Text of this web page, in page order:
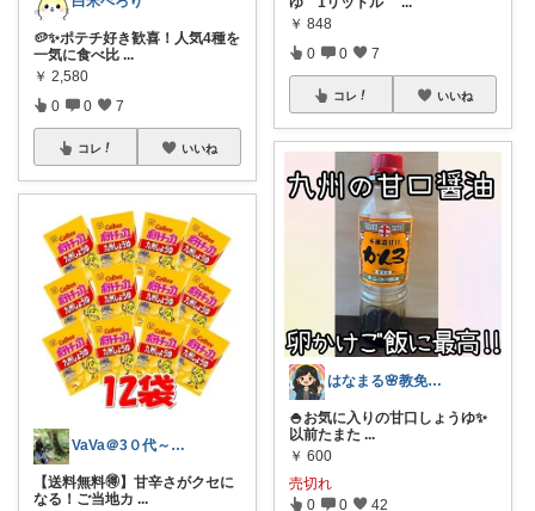
🥔✨ポテチ好き歓喜！人気4種を
一気に食べ比 ...
￥ 2,580
0 0 7
コレ いいね
VaVa＠3０代～初めての都内暮らし
【送料無料🉐】甘辛さがクセに
なる！ご当地カ ...
￥ 848
0 0 7
コレ いいね
はなまる🌸教免ママの、心地よい暮らし。
🍚お気に入りの甘口しょうゆ✨
以前たまた ...
￥ 600
売切れ
0 0 42